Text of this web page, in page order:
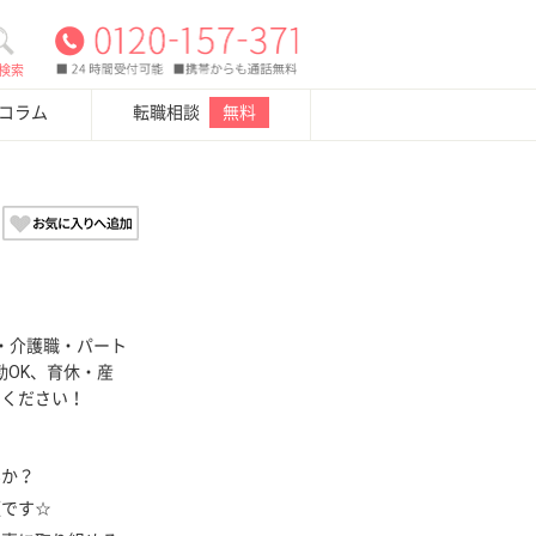
索
ラム 転職相談 無料
介護職・パート
OK、育休・産
ださい！
？
です☆